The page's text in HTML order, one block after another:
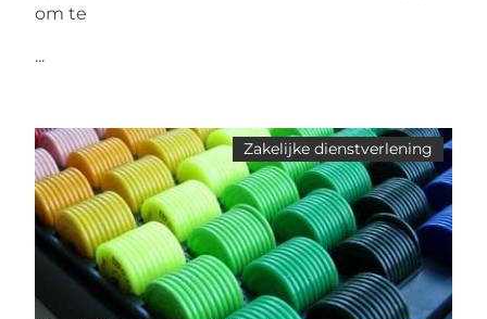
om te
...
Zakelijke dienstverlening